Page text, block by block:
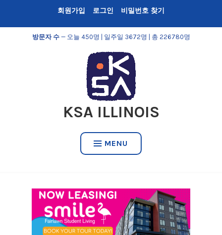
content
회원가입 로그인 비밀번호 찾기
방문자 수— 오늘 450명 | 일주일 3672명 | 총 226780명
KSA ILLINOIS
MENU